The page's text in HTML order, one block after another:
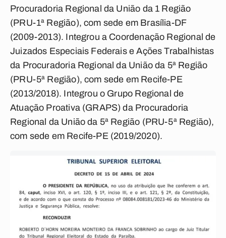
Procuradoria Regional da União da 1 Região
(PRU-1ª Região), com sede em Brasília-DF
(2009-2013). Integrou a Coordenação Regional de
Juizados Especiais Federais e Ações Trabalhistas
da Procuradoria Regional da União da 5ª Região
(PRU-5ª Região), com sede em Recife-PE
(2013/2018). Integrou o Grupo Regional de
Atuação Proativa (GRAPS) da Procuradoria
Regional da União da 5ª Região (PRU-5ª Região),
com sede em Recife-PE (2019/2020).